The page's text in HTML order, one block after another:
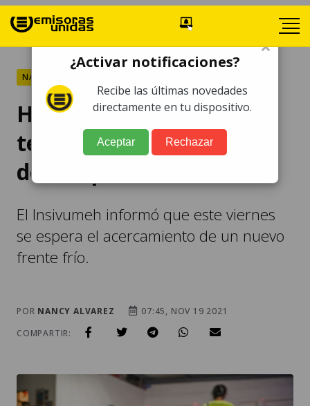
NACIONALES
Habilitan albergues por
temporada de descenso
de temperaturas
El Insivumeh informó que este viernes
se espera el acercamiento de un nuevo
frente frío.
POR NANCY ALVAREZ
07:45, NOV 19 2021
COMPARTIR:
×
¿Activar notificaciones?
Recibe las últimas novedades
directamente en tu dispositivo.
Aceptar Rechazar